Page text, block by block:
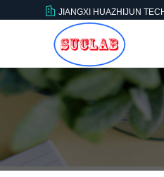
JIANGXI HUAZHIJUN